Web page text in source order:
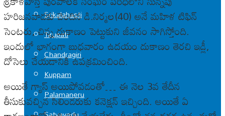
Srikalahasti
Tirupati
Chandragiri
Kuppam
Palamaneru
హరిజనవాడకు చెందిన డి.నిర్మల(40) అనే మహిళ టిఫిన్
సెంటరు, చిన్న దుకాణం పెట్టుకుని జీవనం సాగిస్తోంది.
ఇందులో భాగంగా బుధవారం ఉదయం దుకాణం తెరచి ఇడ్లీ,
దోసెలు చేయడానికి ఉపక్రమించింది.
అయితే గ్యాస్ అయిపోవడంతో… ఈ నెల 3వ తేదీన
తీసుకువచ్చిన సిలిండరుకు కనెక్షన్ ఇచ్చింది. అయితే ఏ